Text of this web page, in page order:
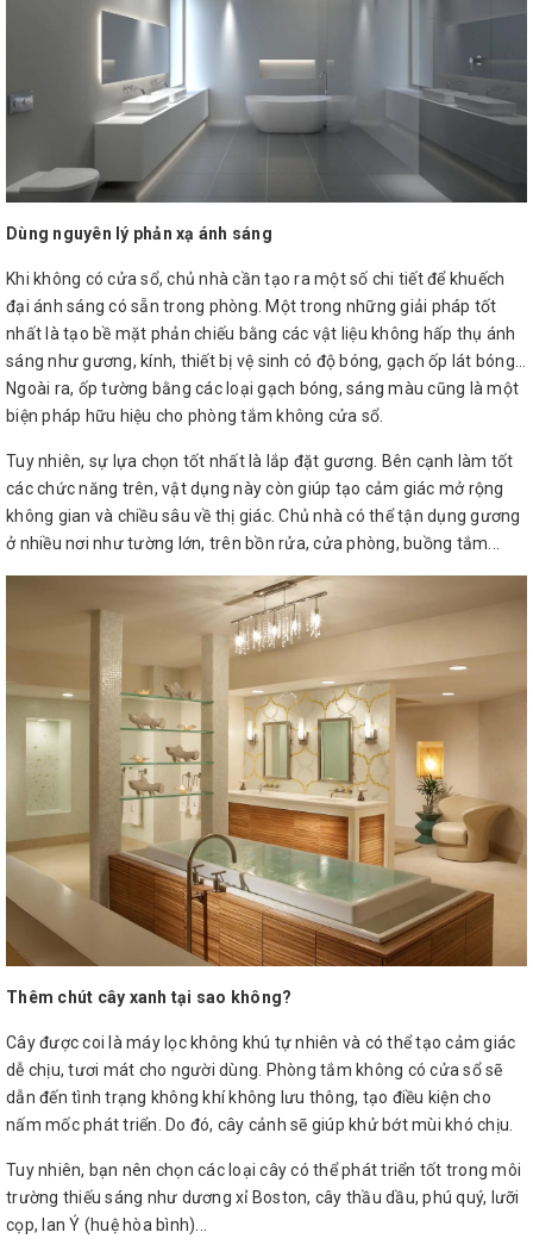
Dùng nguyên lý phản xạ ánh sáng
Khi không có cửa sổ, chủ nhà cần tạo ra một số chi tiết để khuếch
đại ánh sáng có sẵn trong phòng. Một trong những giải pháp tốt
nhất là tạo bề mặt phản chiếu bằng các vật liệu không hấp thụ ánh
sáng như gương, kính, thiết bị vệ sinh có độ bóng, gạch ốp lát bóng...
Ngoài ra, ốp tường bằng các loại gạch bóng, sáng màu cũng là một
biện pháp hữu hiệu cho phòng tắm không cửa sổ.
Tuy nhiên, sự lựa chọn tốt nhất là lắp đặt gương. Bên cạnh làm tốt
các chức năng trên, vật dụng này còn giúp tạo cảm giác mở rộng
không gian và chiều sâu về thị giác. Chủ nhà có thể tận dụng gương
ở nhiều nơi như tường lớn, trên bồn rửa, cửa phòng, buồng tắm...
Thêm chút cây xanh tại sao không?
Cây được coi là máy lọc không khú tự nhiên và có thể tạo cảm giác
dễ chịu, tươi mát cho người dùng. Phòng tắm không có cửa sổ sẽ
dẫn đến tình trạng không khí không lưu thông, tạo điều kiện cho
nấm mốc phát triển. Do đó, cây cảnh sẽ giúp khử bớt mùi khó chịu.
Tuy nhiên, bạn nên chọn các loại cây có thể phát triển tốt trong môi
trường thiếu sáng như dương xỉ Boston, cây thầu dầu, phú quý, lưỡi
cọp, lan Ý (huệ hòa bình)...